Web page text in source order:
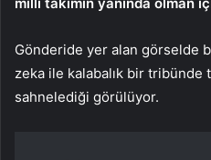
Gönderide yer alan görselde
zeka ile kalabalık bir tribünde
sahnelediği görülüyor.